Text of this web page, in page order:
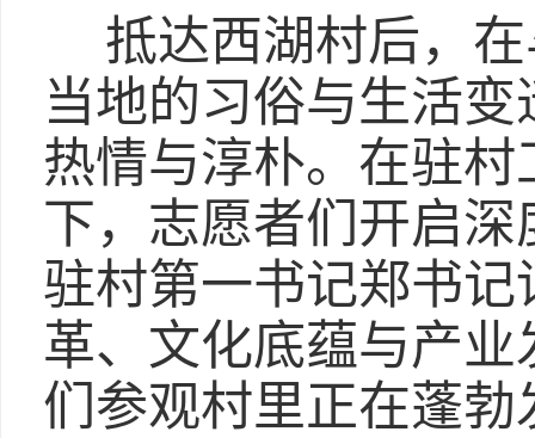
抵达西湖村后，
当地的习俗与生活
热情与淳朴。在驻
下，志愿者们开启
驻村第一书记郑书
革、文化底蕴与产
们参观村里正在蓬